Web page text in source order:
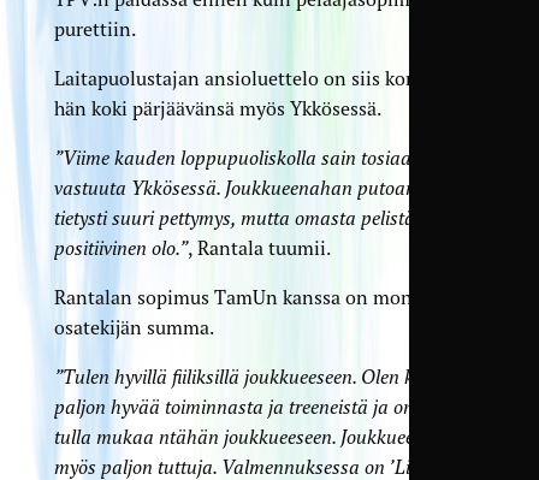
purettiin.
Laitapuolustajan ansioluettelo on siis komea ja
hän koki pärjäävänsä myös Ykkösessä.
”Viime kauden loppupuoliskolla sain tosiaan paljon
vastuuta Ykkösessä. Joukkueenahan putoaminen oli
tietysti suuri pettymys, mutta omasta pelistä jäi
positiivinen olo.”, Rantala tuumii.
Rantalan sopimus TamUn kanssa on monen
osatekijän summa.
”Tulen hyvillä fiiliksillä joukkueeseen. Olen kuullut
paljon hyvää toiminnasta ja treeneistä ja on mukava
tulla mukaa ntähän joukkueeseen. Joukkueessa on
myös paljon tuttuja. Valmennuksessa on ’Liste’ ja